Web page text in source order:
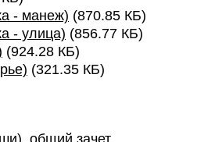
- манеж) (870.85 КБ)
- улица) (856.77 КБ)
(924.28 КБ)
(321.35 КБ)
общий зачет